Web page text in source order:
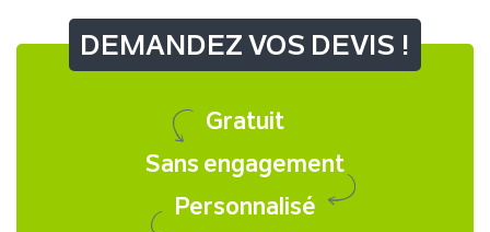
DEMANDEZ VOS DEVIS !
Gratuit
Sans engagement
Personnalisé